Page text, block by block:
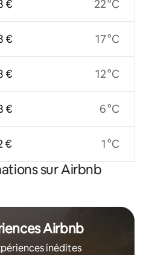
€
€
€
€
€
22 °C
17 °C
12 °C
6 °C
1 °C
sur Airbnb
Airbnb
inédites